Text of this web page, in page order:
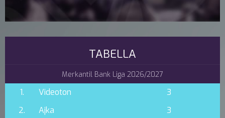
TABELLA
Merkantil Bank Liga 2026/2027
1. Videoton
3
2.
Ajka
3